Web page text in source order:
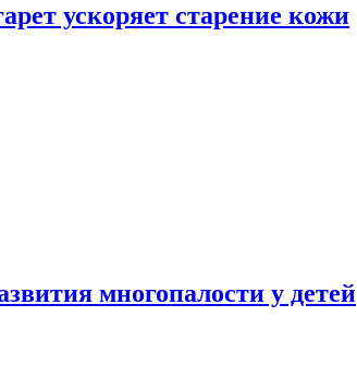
ускоряет старение кожи
многопалости у детей